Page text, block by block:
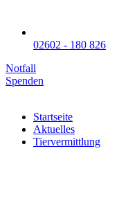
02602 - 180 826
Notfall
Spenden
Startseite
Aktuelles
Tiervermittlung